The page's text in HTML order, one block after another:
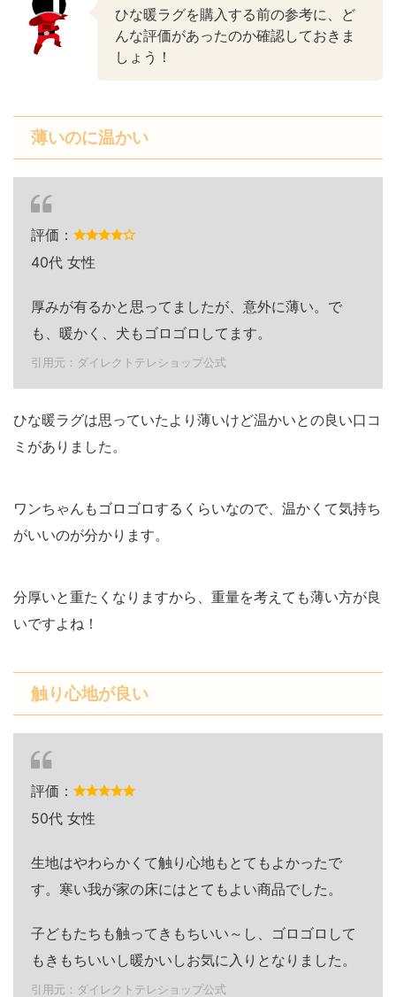
ひな暖ラグを購入する前の参考に、ど
んな評価があったのか確認しておきま
しょう！
薄いのに温かい
評価：
40代 女性
厚みが有るかと思ってましたが、意外に薄い。で
も、暖かく、犬もゴロゴロしてます。
引用元：ダイレクトテレショップ公式
ひな暖ラグは思っていたより薄いけど温かいとの良い口コ
ミがありました。
ワンちゃんもゴロゴロするくらいなので、温かくて気持ち
がいいのが分かります。
分厚いと重たくなりますから、重量を考えても薄い方が良
いですよね！
触り心地が良い
評価：
50代 女性
生地はやわらかくて触り心地もとてもよかったで
す。寒い我が家の床にはとてもよい商品でした。
子どもたちも触ってきもちいい～し、ゴロゴロして
もきもちいいし暖かいしお気に入りとなりました。
引用元：ダイレクトテレショップ公式